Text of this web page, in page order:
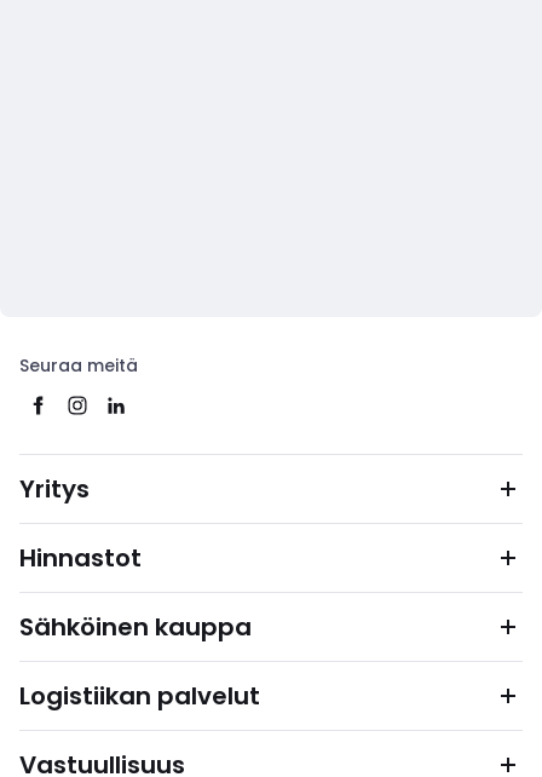
Seuraa meitä
Yritys
Hinnastot
Sähköinen kauppa
Logistiikan palvelut
Vastuullisuus